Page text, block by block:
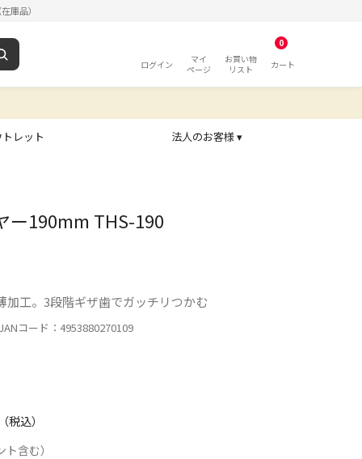
庫品）
ログイン
マイ
ページ
お買い物
リスト
0
カート
レット 法人のお客様 ▾
ー190mm THS-190
加工。3段階ギザ歯でガッチリつかむ
コード：4953880270109
（税込）
含む）